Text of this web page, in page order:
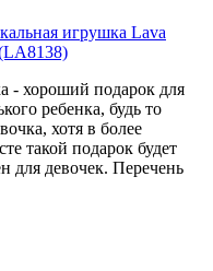
- хороший подарок для
ребенка, будь то
хотя в более
такой подарок будет
для девочек. Перечень